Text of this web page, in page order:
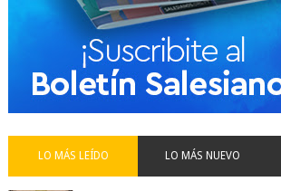
LO MÁS LEÍDO LO MÁS NUEVO